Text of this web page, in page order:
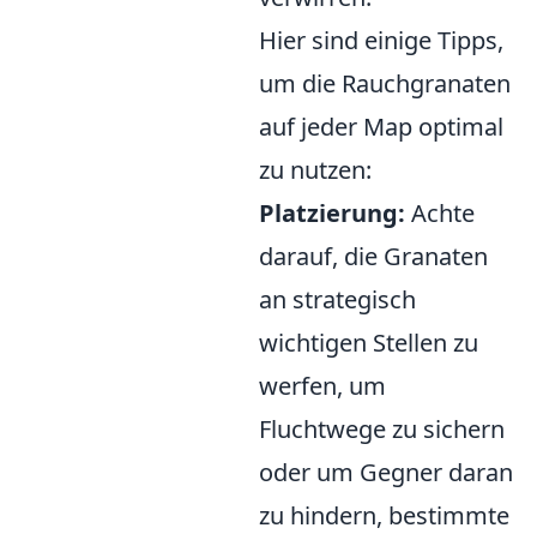
Hier sind einige Tipps,
um die Rauchgranaten
auf jeder Map optimal
zu nutzen:
Platzierung: Achte
darauf, die Granaten
an strategisch
wichtigen Stellen zu
werfen, um
Fluchtwege zu sichern
oder um Gegner daran
zu hindern, bestimmte